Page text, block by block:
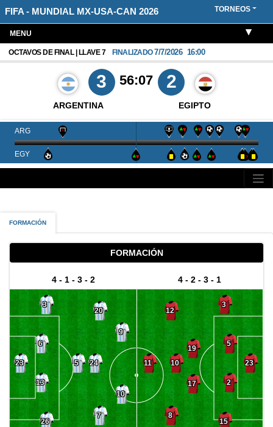
FIFA - MUNDIAL MX-USA-CAN 2026 TORNEOS
MENU
OCTAVOS DE FINAL | LLAVE 7 FINALIZADO7/7/2026 16:00
ARGENTINA
3 56:07 2
EGIPTO
ARG
EGY
FORMACIÓN
FORMACIÓN
4 - 1 - 3 - 2
23
3
6
13
26
5
20
24
7
9
10
4 - 2 - 3 - 1
23
3
5
2
15
19
17
12
10
8
11